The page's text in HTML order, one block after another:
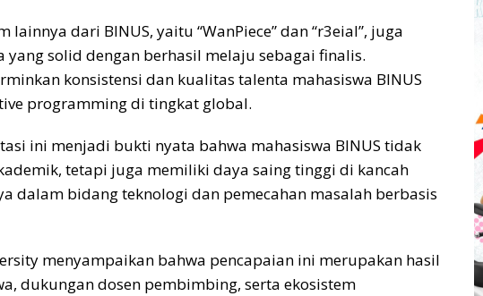
dari BINUS, yaitu “WanPiece” dan “r3eial”, juga
solid dengan berhasil melaju sebagai finalis.
konsistensi dan kualitas talenta mahasiswa BINUS
programming di tingkat global.
ini menjadi bukti nyata bahwa mahasiswa BINUS tidak
tetapi juga memiliki daya saing tinggi di kancah
dalam bidang teknologi dan pemecahan masalah berbasis
menyampaikan bahwa pencapaian ini merupakan hasil
dukungan dosen pembimbing, serta ekosistem